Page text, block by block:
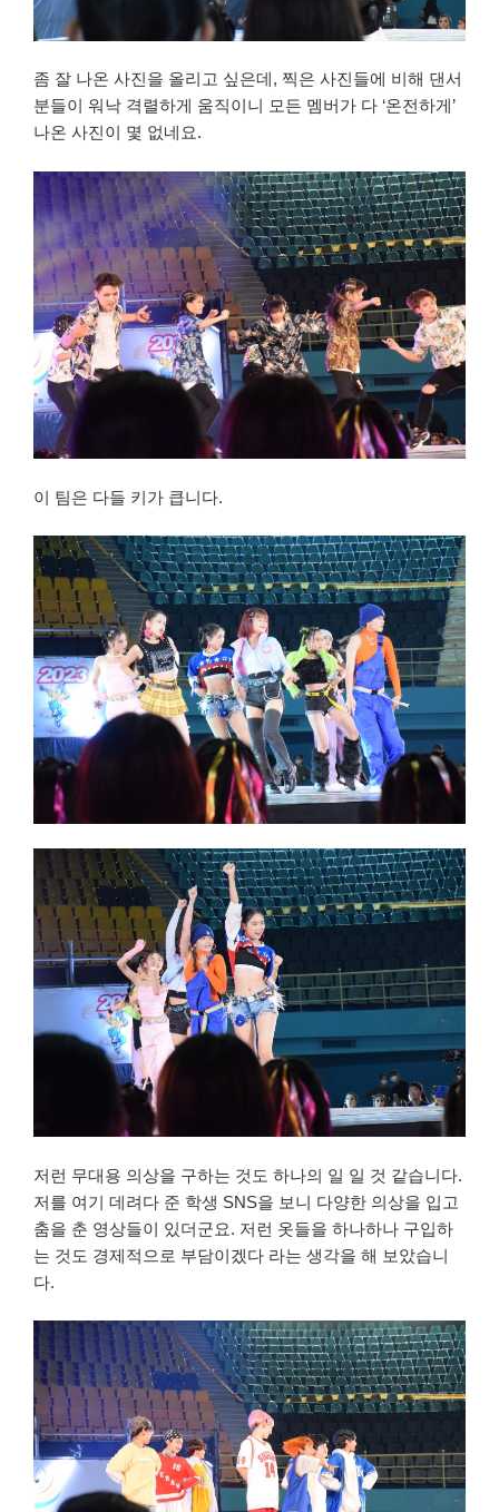
좀 잘 나온 사진을 올리고 싶은데, 찍은 사진들에 비해 댄서
분들이 워낙 격렬하게 움직이니 모든 멤버가 다 ‘온전하게’
나온 사진이 몇 없네요.
이 팀은 다들 키가 큽니다.
저런 무대용 의상을 구하는 것도 하나의 일 일 것 같습니다.
저를 여기 데려다 준 학생 SNS을 보니 다양한 의상을 입고
춤을 춘 영상들이 있더군요. 저런 옷들을 하나하나 구입하
는 것도 경제적으로 부담이겠다 라는 생각을 해 보았습니
다.